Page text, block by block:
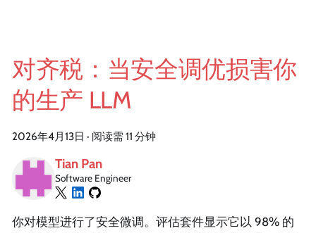
对齐税：当安全调优损害你
的生产 LLM
2026年4月13日 · 阅读需 11 分钟
Tian Pan
Software Engineer
你对模型进行了安全微调。评估套件显示它以 98% 的